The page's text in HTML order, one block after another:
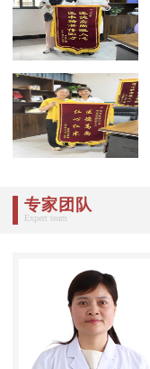
专家团队
Expert team